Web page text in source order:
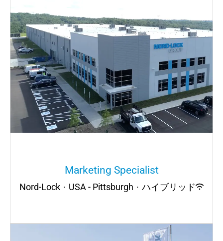
Marketing Specialist
Nord-Lock · USA - Pittsburgh · ハイブリッド